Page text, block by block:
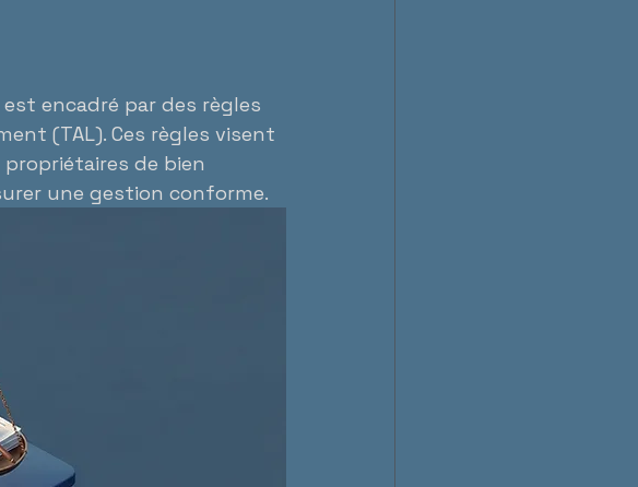
encadré par des règles
(TAL). Ces règles visent
de bien
une gestion conforme.